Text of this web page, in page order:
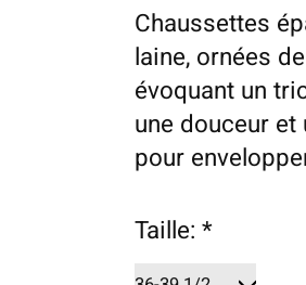
Chaussettes
laine, ornées
évoquant un
une douceur
pour
Taille:*